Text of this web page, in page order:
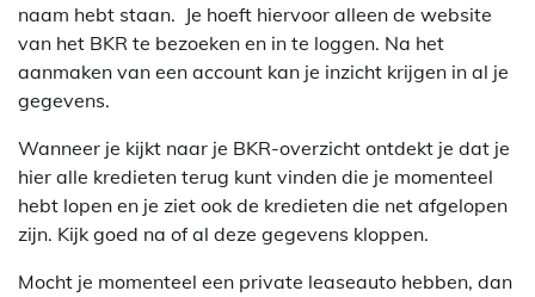
naam hebt staan. Je hoeft hiervoor alleen de website
van het BKR te bezoeken en in te loggen. Na het
aanmaken van een account kan je inzicht krijgen in al je
gegevens.
Wanneer je kijkt naar je BKR-overzicht ontdekt je dat je
hier alle kredieten terug kunt vinden die je momenteel
hebt lopen en je ziet ook de kredieten die net afgelopen
zijn. Kijk goed na of al deze gegevens kloppen.
Mocht je momenteel een private leaseauto hebben, dan